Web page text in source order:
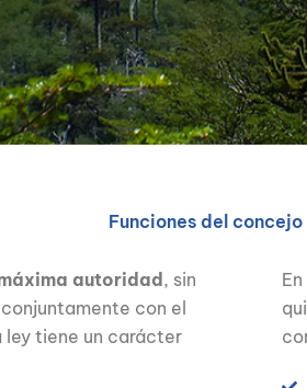
Funciones del
autoridad , sin
con el
ley tiene un carácter